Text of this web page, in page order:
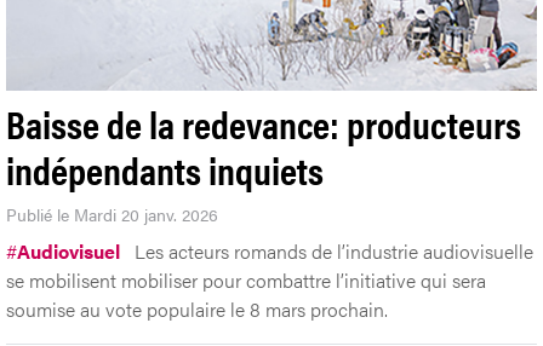
Baisse de la redevance: producteurs
indépendants inquiets
Publié le Mardi 20 janv. 2026
#Audiovisuel Les acteurs romands de l’industrie audiovisuelle
se mobilisent mobiliser pour combattre l’initiative qui sera
soumise au vote populaire le 8 mars prochain.